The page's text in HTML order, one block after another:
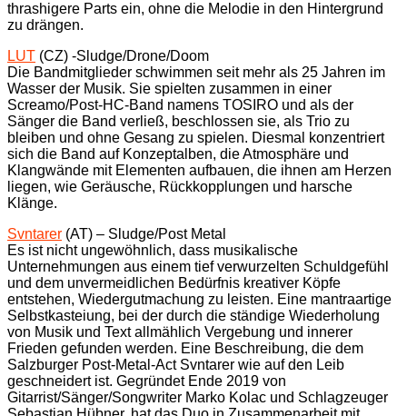
thrashigere Parts ein, ohne die Melodie in den Hintergrund
zu drängen.
LUT (CZ) -Sludge/Drone/Doom
Die Bandmitglieder schwimmen seit mehr als 25 Jahren im
Wasser der Musik. Sie spielten zusammen in einer
Screamo/Post-HC-Band namens TOSIRO und als der
Sänger die Band verließ, beschlossen sie, als Trio zu
bleiben und ohne Gesang zu spielen. Diesmal konzentriert
sich die Band auf Konzeptalben, die Atmosphäre und
Klangwände mit Elementen aufbauen, die ihnen am Herzen
liegen, wie Geräusche, Rückkopplungen und harsche
Klänge.
Svntarer (AT) – Sludge/Post Metal
Es ist nicht ungewöhnlich, dass musikalische
Unternehmungen aus einem tief verwurzelten Schuldgefühl
und dem unvermeidlichen Bedürfnis kreativer Köpfe
entstehen, Wiedergutmachung zu leisten. Eine mantraartige
Selbstkasteiung, bei der durch die ständige Wiederholung
von Musik und Text allmählich Vergebung und innerer
Frieden gefunden werden. Eine Beschreibung, die dem
Salzburger Post-Metal-Act Svntarer wie auf den Leib
geschneidert ist. Gegründet Ende 2019 von
Gitarrist/Sänger/Songwriter Marko Kolac und Schlagzeuger